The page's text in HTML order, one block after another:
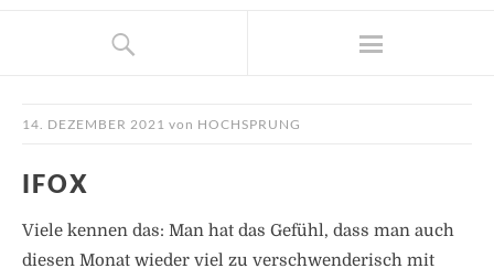
14. DEZEMBER 2021 von HOCHSPRUNG
IFOX
Viele kennen das: Man hat das Gefühl, dass man auch
diesen Monat wieder viel zu verschwenderisch mit